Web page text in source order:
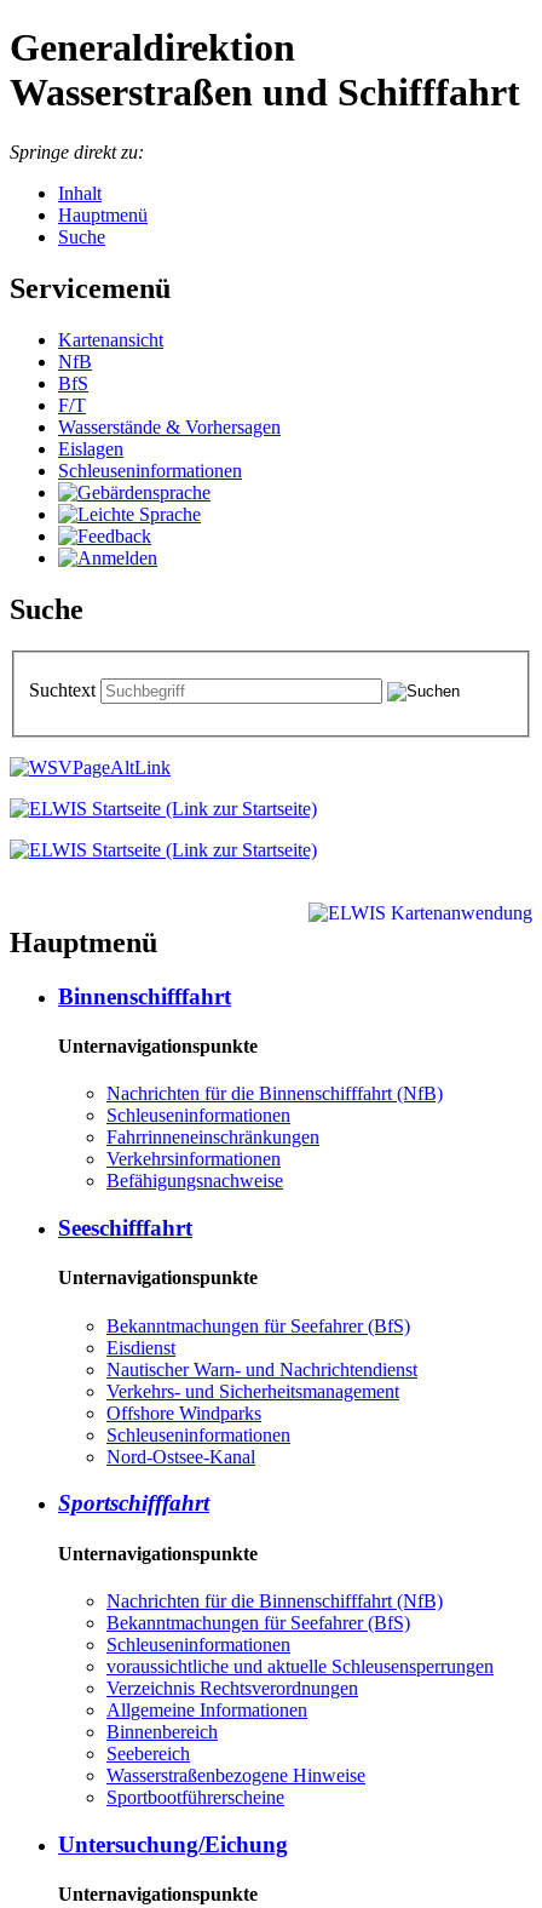
Generaldirektion
Wasserstraßen und Schifffahrt
Springe direkt zu:
Inhalt
Hauptmenü
Suche
Servicemenü
Kartenansicht
NfB
BfS
F/T
Wasserstände & Vorhersagen
Eislagen
Schleuseninformationen
Suche
Suchtext
Hauptmenü
Binnenschifffahrt
Unternavigationspunkte
Nachrichten für die Binnenschifffahrt (NfB)
Schleuseninformationen
Fahrrinneneinschränkungen
Verkehrsinformationen
Befähigungsnachweise
Seeschifffahrt
Unternavigationspunkte
Bekanntmachungen für Seefahrer (BfS)
Eisdienst
Nautischer Warn- und Nachrichtendienst
Verkehrs- und Sicherheitsmanagement
Offshore Windparks
Schleuseninformationen
Nord-Ostsee-Kanal
Sportschifffahrt
Unternavigationspunkte
Nachrichten für die Binnenschifffahrt (NfB)
Bekanntmachungen für Seefahrer (BfS)
Schleuseninformationen
voraussichtliche und aktuelle Schleusensperrungen
Verzeichnis Rechtsverordnungen
Allgemeine Informationen
Binnenbereich
Seebereich
Wasserstraßenbezogene Hinweise
Sportbootführerscheine
Untersuchung/Eichung
Unternavigationspunkte